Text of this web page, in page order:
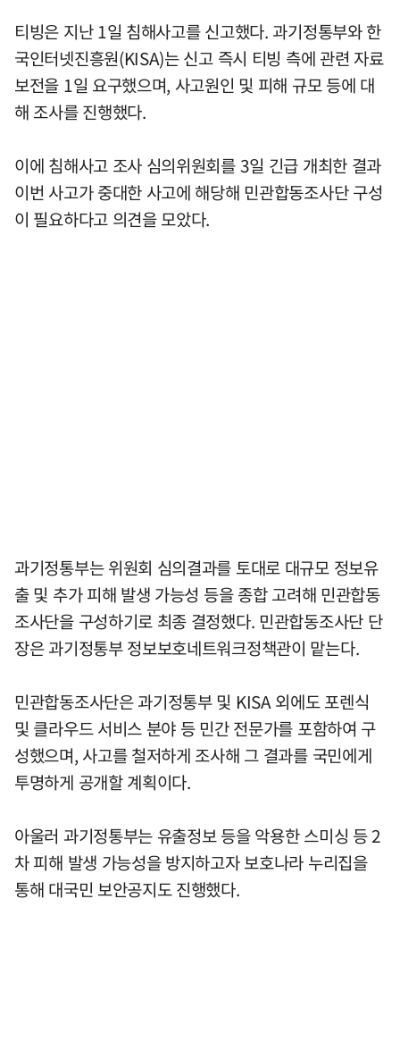
티빙은 지난 1일 침해사고를 신고했다. 과기정통부와 한
국인터넷진흥원(KISA)는 신고 즉시 티빙 측에 관련 자료
보전을 1일 요구했으며, 사고원인 및 피해 규모 등에 대
해 조사를 진행했다.
이에 침해사고 조사 심의위원회를 3일 긴급 개최한 결과
이번 사고가 중대한 사고에 해당해 민관합동조사단 구성
이 필요하다고 의견을 모았다.
과기정통부는 위원회 심의결과를 토대로 대규모 정보유
출 및 추가 피해 발생 가능성 등을 종합 고려해 민관합동
조사단을 구성하기로 최종 결정했다. 민관합동조사단 단
장은 과기정통부 정보보호네트워크정책관이 맡는다.
민관합동조사단은 과기정통부 및 KISA 외에도 포렌식
및 클라우드 서비스 분야 등 민간 전문가를 포함하여 구
성했으며, 사고를 철저하게 조사해 그 결과를 국민에게
투명하게 공개할 계획이다.
아울러 과기정통부는 유출정보 등을 악용한 스미싱 등 2
차 피해 발생 가능성을 방지하고자 보호나라 누리집을
통해 대국민 보안공지도 진행했다.